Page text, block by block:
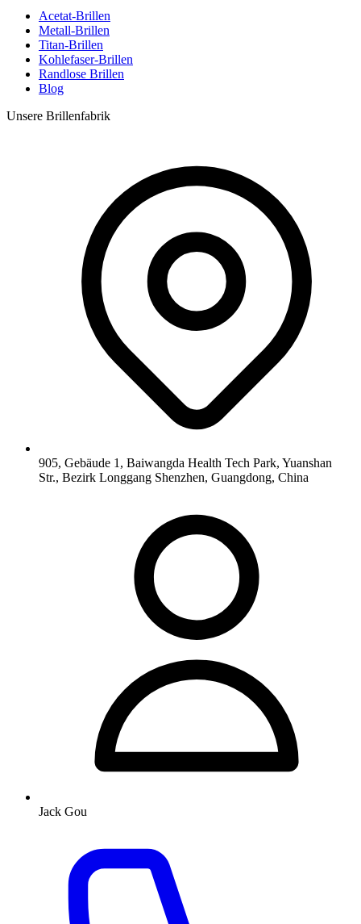
Acetat-Brillen
Metall-Brillen
Titan-Brillen
Kohlefaser-Brillen
Randlose Brillen
Blog
Unsere Brillenfabrik
905, Gebäude 1, Baiwangda Health Tech Park, Yuanshan
Str., Bezirk Longgang Shenzhen, Guangdong, China
Jack Gou